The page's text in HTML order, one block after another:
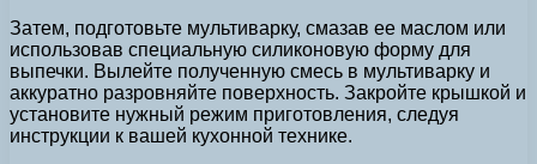
Затем, подготовьте мультиварку, смазав ее маслом или
использовав специальную силиконовую форму для
выпечки. Вылейте полученную смесь в мультиварку и
аккуратно разровняйте поверхность. Закройте крышкой и
установите нужный режим приготовления, следуя
инструкции к вашей кухонной технике.